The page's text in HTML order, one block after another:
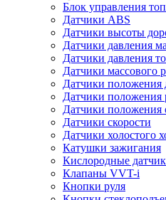
Блок управления
Датчики ABS
Датчики высоты
Датчики давления
Датчики давления
Датчики массового
Датчики положения
Датчики положения
Датчики
Датчики скорости
Датчики холостого
Катушки зажигания
Кислородные
Клапаны VVT-i
Кнопки руля